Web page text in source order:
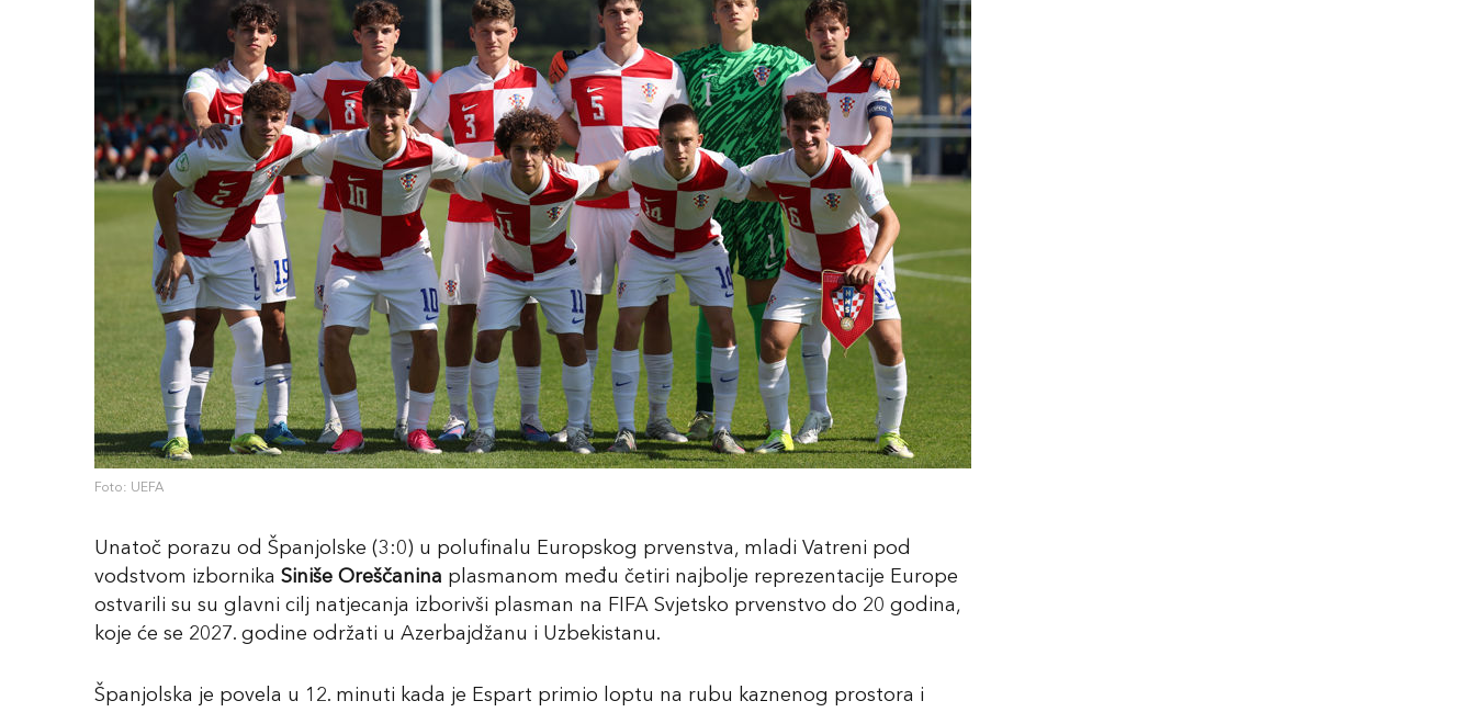
Foto: UEFA
Unatoč porazu od Španjolske (3:0) u polufinalu Europskog prvenstva, mladi Vatreni pod
vodstvom izbornika Siniše Oreščanina plasmanom među četiri najbolje reprezentacije Europe
ostvarili su su glavni cilj natjecanja izborivši plasman na FIFA Svjetsko prvenstvo do 20 godina,
koje će se 2027. godine održati u Azerbajdžanu i Uzbekistanu.
Španjolska je povela u 12. minuti kada je Espart primio loptu na rubu kaznenog prostora i